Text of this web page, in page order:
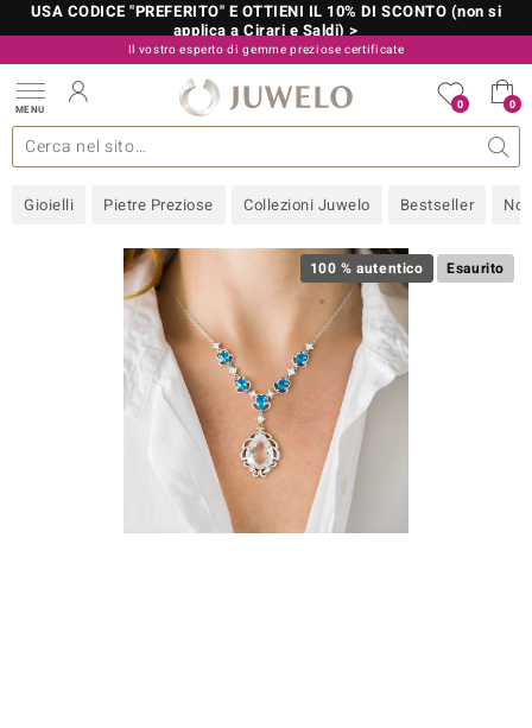
USA CODICE "PREFERITO" E OTTIENI IL 10% DI SCONTO (non si
applica a Cirari e Saldi) >
Il vostro esperto di gemme preziose certificate
800 986 787
MENU 0 0
Gioielli Pietre Preziose Collezioni Juwelo Bestseller
gioielli Design Metallo prezioso Misure anelli
più importanti Pietre preziose per colore Pietre preziose
Informazioni generali Approfondimenti Consigli
Acquistare in diretta Juwelo
100 % autentico Esaurito